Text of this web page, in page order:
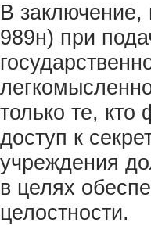
В
989н) при
только те,
доступ к
учреждения
в целях
целостности.